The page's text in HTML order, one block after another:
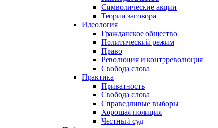
Символические акции
Теории заговора
Идеология
Гражданское общество
Политический режим
Право
Революция и контрреволюция
Свобода слова
Практика
Приватность
Свобода слова
Справедливые выборы
Хорошая полиция
Честный суд